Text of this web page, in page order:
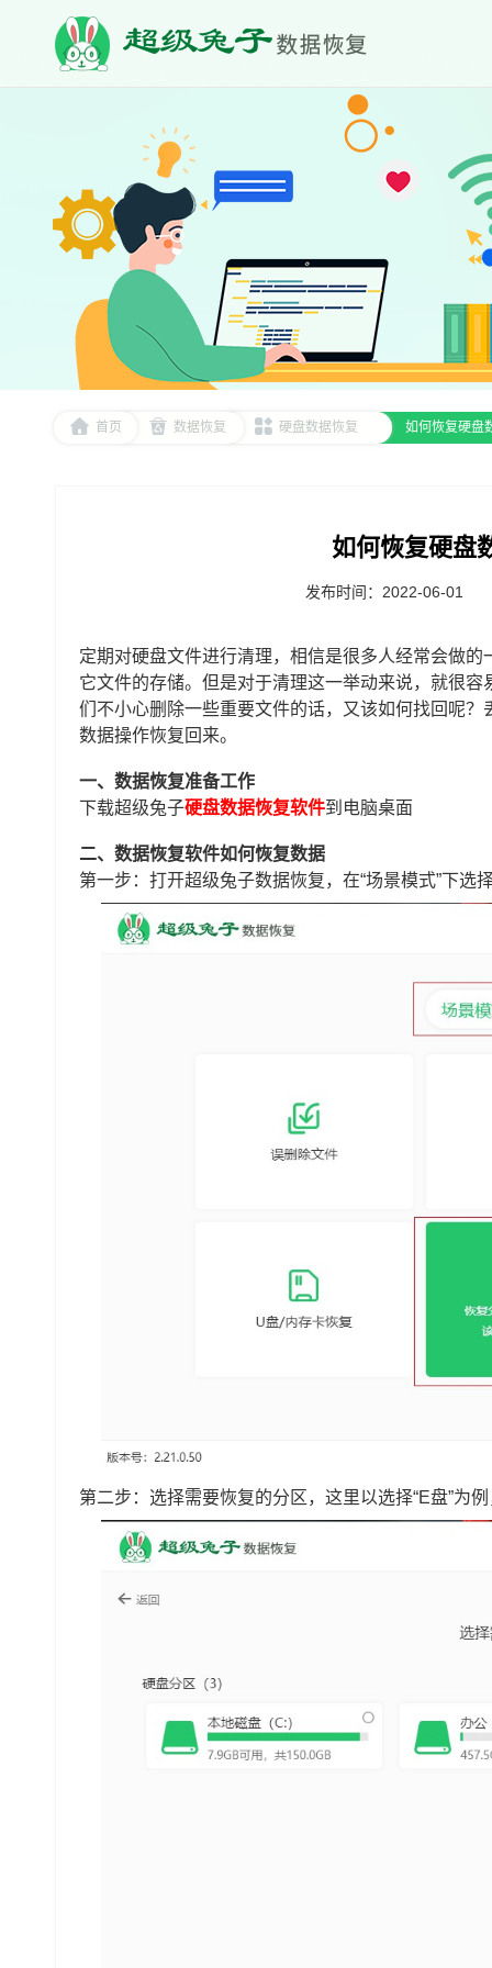
首页 数据恢复 硬盘数据恢复 如何恢复硬盘
如何恢复硬盘
发布时间：2022-06-01
定期对硬盘文件进行清理，相信是很多人经常会做
它文件的存储。但是对于清理这一举动来说，就很
们不小心删除一些重要文件的话，又该如何找回呢
数据操作恢复回来。
一、数据恢复准备工作
下载超级兔子硬盘数据恢复软件到电脑桌面
二、数据恢复软件如何恢复数据
第一步：打开超级兔子数据恢复，在“场景模式”下选
第二步：选择需要恢复的分区，这里以选择“E盘”为